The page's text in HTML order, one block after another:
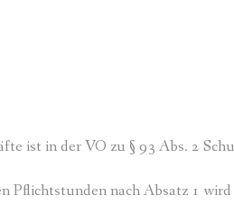
ist in der VO zu § 93 Abs. 2
Pflichtstunden nach Absatz 1